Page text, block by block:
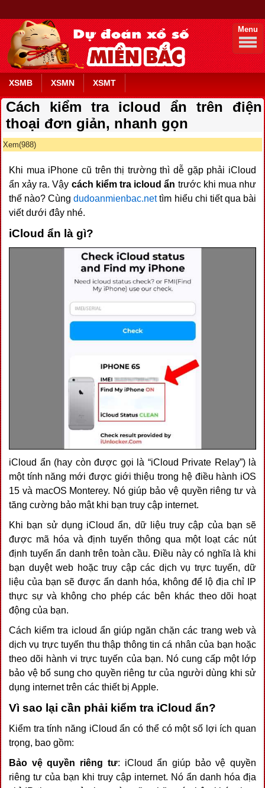
Menu
XSMB XSMN XSMT
Cách kiểm tra icloud ẩn trên điện
thoại đơn giản, nhanh gọn
Xem(988)
Khi mua iPhone cũ trên thị trường thì dễ gặp phải iCloud
ẩn xảy ra. Vậy cách kiểm tra icloud ẩn trước khi mua như
thế nào? Cùngdudoanmienbac.nettìm hiểu chi tiết qua bài
viết dưới đây nhé.
iCloud ẩn là gì?
iCloud ẩn (hay còn được gọi là “iCloud Private Relay”) là
một tính năng mới được giới thiệu trong hệ điều hành iOS
15 và macOS Monterey. Nó giúp bảo vệ quyền riêng tư và
tăng cường bảo mật khi bạn truy cập internet.
Khi bạn sử dụng iCloud ẩn, dữ liệu truy cập của bạn sẽ
được mã hóa và định tuyến thông qua một loạt các nút
định tuyến ẩn danh trên toàn cầu. Điều này có nghĩa là khi
bạn duyệt web hoặc truy cập các dịch vụ trực tuyến, dữ
liệu của bạn sẽ được ẩn danh hóa, không để lộ địa chỉ IP
thực sự và không cho phép các bên khác theo dõi hoạt
động của bạn.
Cách kiểm tra icloud ẩn giúp ngăn chặn các trang web và
dịch vụ trực tuyến thu thập thông tin cá nhân của bạn hoặc
theo dõi hành vi trực tuyến của bạn. Nó cung cấp một lớp
bảo vệ bổ sung cho quyền riêng tư của người dùng khi sử
dụng internet trên các thiết bị Apple.
Vì sao lại cần phải kiểm tra iCloud ẩn?
Kiểm tra tính năng iCloud ẩn có thể có một số lợi ích quan
trọng, bao gồm:
Bảo vệ quyền riêng tư: iCloud ẩn giúp bảo vệ quyền
riêng tư của bạn khi truy cập internet. Nó ẩn danh hóa địa